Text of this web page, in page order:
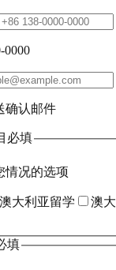
0000
确认邮件
必填
情况的选项
澳大利亚留学 澳
填